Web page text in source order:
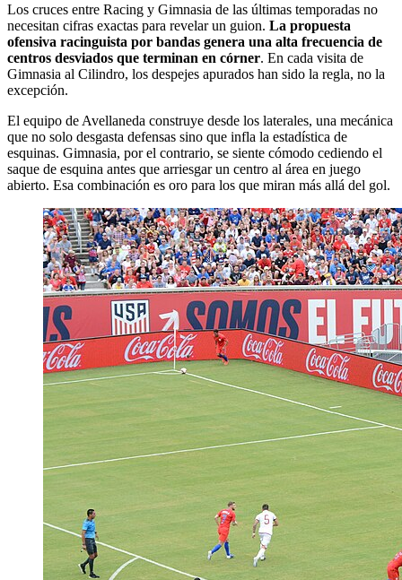
Los cruces entre Racing y Gimnasia de las últimas temporadas no
necesitan cifras exactas para revelar un guion. La propuesta
ofensiva racinguista por bandas genera una alta frecuencia de
centros desviados que terminan en córner. En cada visita de
Gimnasia al Cilindro, los despejes apurados han sido la regla, no la
excepción.
El equipo de Avellaneda construye desde los laterales, una mecánica
que no solo desgasta defensas sino que infla la estadística de
esquinas. Gimnasia, por el contrario, se siente cómodo cediendo el
saque de esquina antes que arriesgar un centro al área en juego
abierto. Esa combinación es oro para los que miran más allá del gol.